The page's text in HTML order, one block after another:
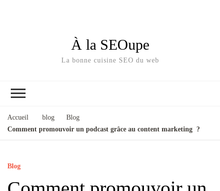
À la SEOupe
La bonne cuisine SEO du web
Accueil blog
Blog
Comment promouvoir un podcast grâce au content marketing ?
Blog